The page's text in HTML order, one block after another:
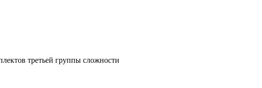
третьей группы сложности